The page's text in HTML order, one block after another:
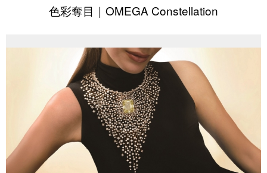
色彩奪目｜OMEGA Constellation